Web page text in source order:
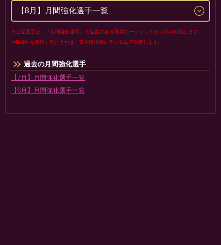
【8月】月間強化選手一覧
※上記選手は、「月間強化選手」と記載のある専用エージェントからのみ出現します。
※各特性を習得するどうかは、選手獲得時にランダムで決定します。
過去の月間強化選手
【7月】月間強化選手一覧
【6月】月間強化選手一覧